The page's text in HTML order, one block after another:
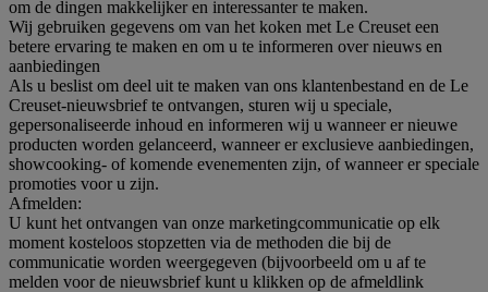
om de dingen makkelijker en interessanter te maken.
Wij gebruiken gegevens om van het koken met Le Creuset een
betere ervaring te maken en om u te informeren over nieuws en
aanbiedingen
Als u beslist om deel uit te maken van ons klantenbestand en de Le
Creuset-nieuwsbrief te ontvangen, sturen wij u speciale,
gepersonaliseerde inhoud en informeren wij u wanneer er nieuwe
producten worden gelanceerd, wanneer er exclusieve aanbiedingen,
showcooking- of komende evenementen zijn, of wanneer er speciale
promoties voor u zijn.
Afmelden:
U kunt het ontvangen van onze marketingcommunicatie op elk
moment kosteloos stopzetten via de methoden die bij de
communicatie worden weergegeven (bijvoorbeeld om u af te
melden voor de nieuwsbrief kunt u klikken op de afmeldlink